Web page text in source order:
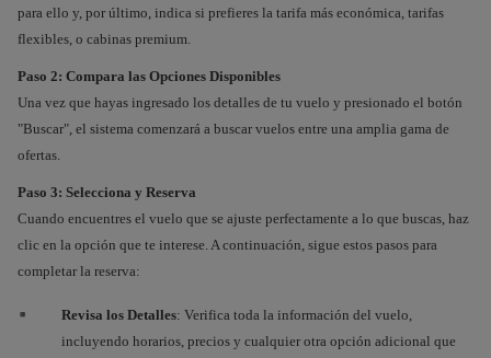
para ello y, por último, indica si prefieres la tarifa más económica, tarifas
flexibles, o cabinas premium.
Paso 2: Compara las Opciones Disponibles
Una vez que hayas ingresado los detalles de tu vuelo y presionado el botón
"Buscar", el sistema comenzará a buscar vuelos entre una amplia gama de
ofertas.
Paso 3: Selecciona y Reserva
Cuando encuentres el vuelo que se ajuste perfectamente a lo que buscas, haz
clic en la opción que te interese. A continuación, sigue estos pasos para
completar la reserva:
Revisa los Detalles: Verifica toda la información del vuelo,
incluyendo horarios, precios y cualquier otra opción adicional que